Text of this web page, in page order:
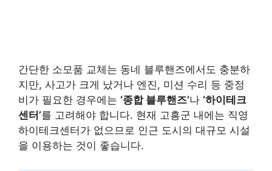
간단한 소모품 교체는 동네 블루핸즈에서도 충분하
지만, 사고가 크게 났거나 엔진, 미션 수리 등 중정
비가 필요한 경우에는 ‘종합 블루핸즈’나 ‘하이테크
센터’를 고려해야 합니다. 현재 고흥군 내에는 직영
하이테크센터가 없으므로 인근 도시의 대규모 시설
을 이용하는 것이 좋습니다.